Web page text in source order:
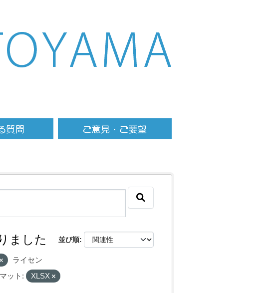
並び順
ました
ライセン
ット: XLSX